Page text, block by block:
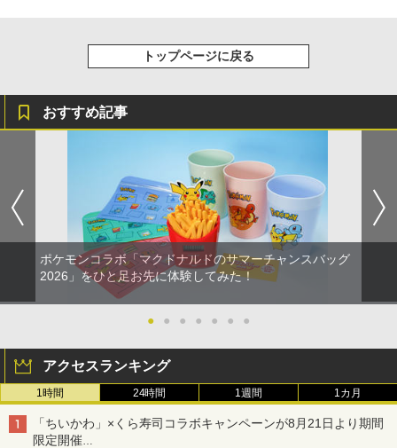
トップページに戻る
おすすめ記事
ポケモンコラボ「マクドナルドのサマーチャンスバッグ
2026」をひと足お先に体験してみた！
● ● ● ● ● ● ●
アクセスランキング
1時間 24時間 1週間 1カ月
「ちいかわ」×くら寿司コラボキャンペーンが8月21日より期間
限定開催